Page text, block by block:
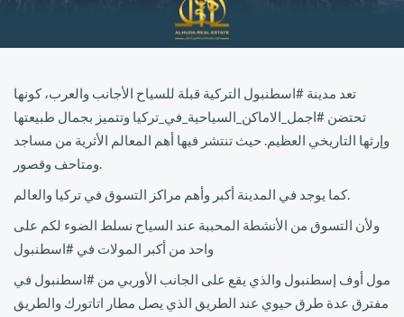
تعد مدينة #اسطنبول التركية قبلة للسياح الأجانب والعرب، كونها
تحتضن #اجمل_الاماكن_السياحية_في_تركيا وتتميز بجمال طبيعتها
وإرثها التاريخي العظيم. حيث تنتشر فيها أهم المعالم الأثرية من مساجد
ومتاحف وقصور.
كما يوجد في المدينة أكبر وأهم مراكز التسوق في تركيا والعالم.
ولأن التسوق من الأنشطة المحببة عند السياح نسلط الضوء لكم على
واحد من أكبر المولات في #اسطنبول
مول أوف إسطنبول والذي يقع على الجانب الأوربي من #اسطنبول في
مفترق عدة طرق حيوي عند الطريق الذي يصل مطار اتاتورك والطريق